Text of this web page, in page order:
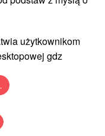
użytkownikom
gdz